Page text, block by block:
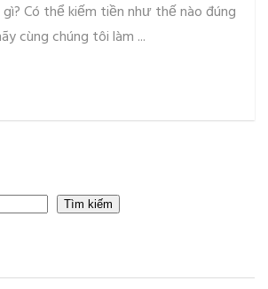
Có thể kiếm tiền như thế nào đúng
cùng chúng tôi làm ...
Tìm kiếm